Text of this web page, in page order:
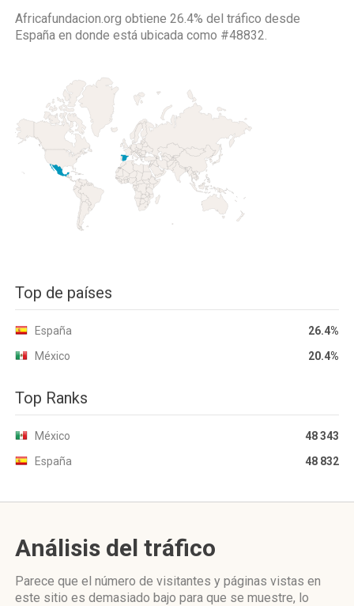
Africafundacion.org obtiene 26.4% del tráfico desde
España en donde está ubicada como #48832.
Top de países
España
26.4%
México
20.4%
Top Ranks
México
48 343
España
48 832
Análisis del tráfico
Parece que el número de visitantes y páginas vistas en
este sitio es demasiado bajo para que se muestre, lo